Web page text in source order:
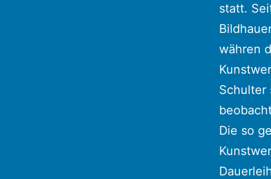
statt.
währen
Schulter
Die so